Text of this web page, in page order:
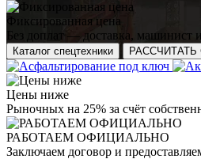
Фиксированная цена
Без доплат — доставка, машинист
Каталог спецтехники
Цены ниже
Рыночных на 25% за счёт
РАБОТАЕМ ОФИЦИАЛЬНО
Заключаем договор и